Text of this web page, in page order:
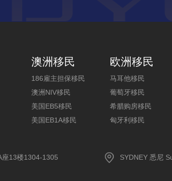
澳洲移民
186雇主担保移民
澳洲NIV移民
美国EB5移民
美国EB1A移民
欧洲移民
马耳他移民
葡萄牙移民
希腊购房移民
匈牙利移民
座13楼1304-1305 SYDNEY 悉尼